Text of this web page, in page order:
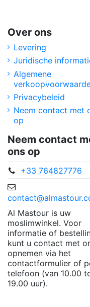
Over ons
Levering
Juridische
Algemene
Privacybeleid
Neem contact met
op
Neem contact
ons op
+33 764827776
Al Mastour is uw
moslimwinkel. Voor
informatie of
kunt u contact met
opnemen via het
contactformulier of
telefoon (van 10.00
19.00 uur).